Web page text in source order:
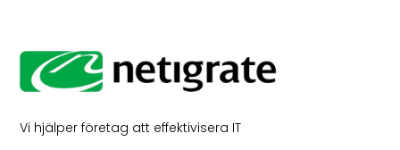
Vi hjälper företag att effektivisera IT